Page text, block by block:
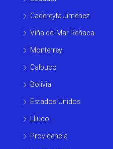
Cadereyta Jiménez
Viña del Mar Reñaca
Monterrey
Calbuco
Bolivia
Estados Unidos
Lliuco
Providencia